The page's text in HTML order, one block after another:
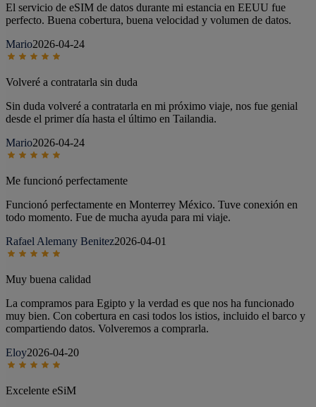
El servicio de eSIM de datos durante mi estancia en EEUU fue
perfecto. Buena cobertura, buena velocidad y volumen de datos.
Mario2026-04-24
Volveré a contratarla sin duda
Sin duda volveré a contratarla en mi próximo viaje, nos fue genial
desde el primer día hasta el último en Tailandia.
Mario2026-04-24
Me funcionó perfectamente
Funcionó perfectamente en Monterrey México. Tuve conexión en
todo momento. Fue de mucha ayuda para mi viaje.
Rafael Alemany Benitez2026-04-01
Muy buena calidad
La compramos para Egipto y la verdad es que nos ha funcionado
muy bien. Con cobertura en casi todos los istios, incluido el barco y
compartiendo datos. Volveremos a comprarla.
Eloy2026-04-20
Excelente eSiM